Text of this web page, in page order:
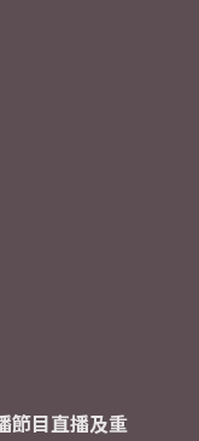
節目直播及重